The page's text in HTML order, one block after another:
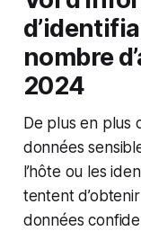
nombre
2024
De plus en plus
données
l’hôte ou les
tentent
données